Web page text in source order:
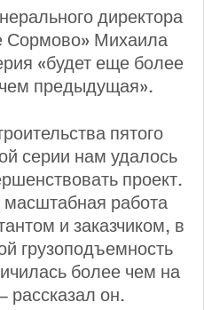
директора
Сормово» Михаила
«будет еще более
предыдущая».
пятого
серии нам удалось
проект.
работа
и заказчиком, в
грузоподъемность
более чем на
рассказал он.